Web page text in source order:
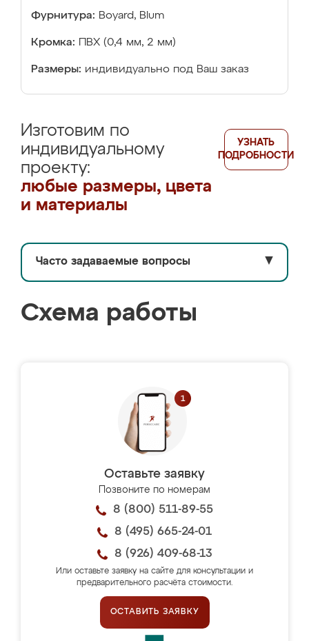
Фурнитура: Boyard, Blum
Кромка: ПВХ (0,4 мм, 2 мм)
Размеры: индивидуально под Ваш заказ
Изготовим по
индивидуальному
проекту:
любые размеры, цвета
и материалы
УЗНАТЬ
ПОДРОБНОСТИ
Часто задаваемые вопросы ▼
Схема работы
Оставьте заявку
Позвоните по номерам
8 (800) 511-89-55
8 (495) 665-24-01
8 (926) 409-68-13
Или оставьте заявку на сайте для консультации и
предварительного расчёта стоимости.
ОСТАВИТЬ ЗАЯВКУ